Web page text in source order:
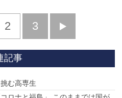
2 3
へ
記事
む高専生